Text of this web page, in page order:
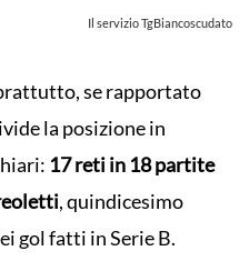
Il servizio TgBiancoscudato
se rapportato
la posizione in
17 reti in 18 partite
, quindicesimo
gol fatti in Serie B.